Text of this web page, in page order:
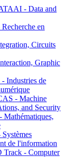
- Data and
en
Circuits
Graphic
Industries de
- Machine
and Security
de l'information
- Computer